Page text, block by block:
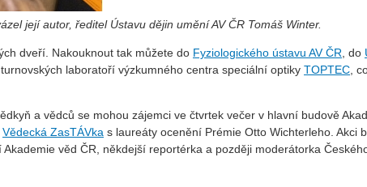
její autor, ředitel Ústavu dějin umění AV ČR Tomáš Winter.
dveří. Nakouknout tak můžete do Fyziologického ústavu AV ČR, do
laboratoří výzkumného centra speciální optiky TOPTEC,
a vědců se mohou zájemci ve čtvrtek večer v hlavní budově
Vědecká ZasTÁVka s laureáty ocenění Prémie Otto Wichterleho. Akci
věd ČR, někdejší reportérka a později moderátorka